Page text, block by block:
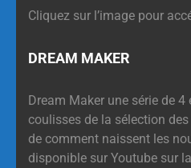
Cliquez sur l’image pour
DREAM MAKER
Dream Maker une série de
coulisses de la sélection
de comment naissent les
disponible sur Youtube sur